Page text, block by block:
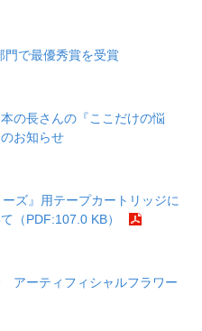
門で最優秀賞を受賞
の長さんの『ここだけの悩
お知らせ
ズ』用テープカートリッジに
（PDF:107.0 KB）
アーティフィシャルフラワー